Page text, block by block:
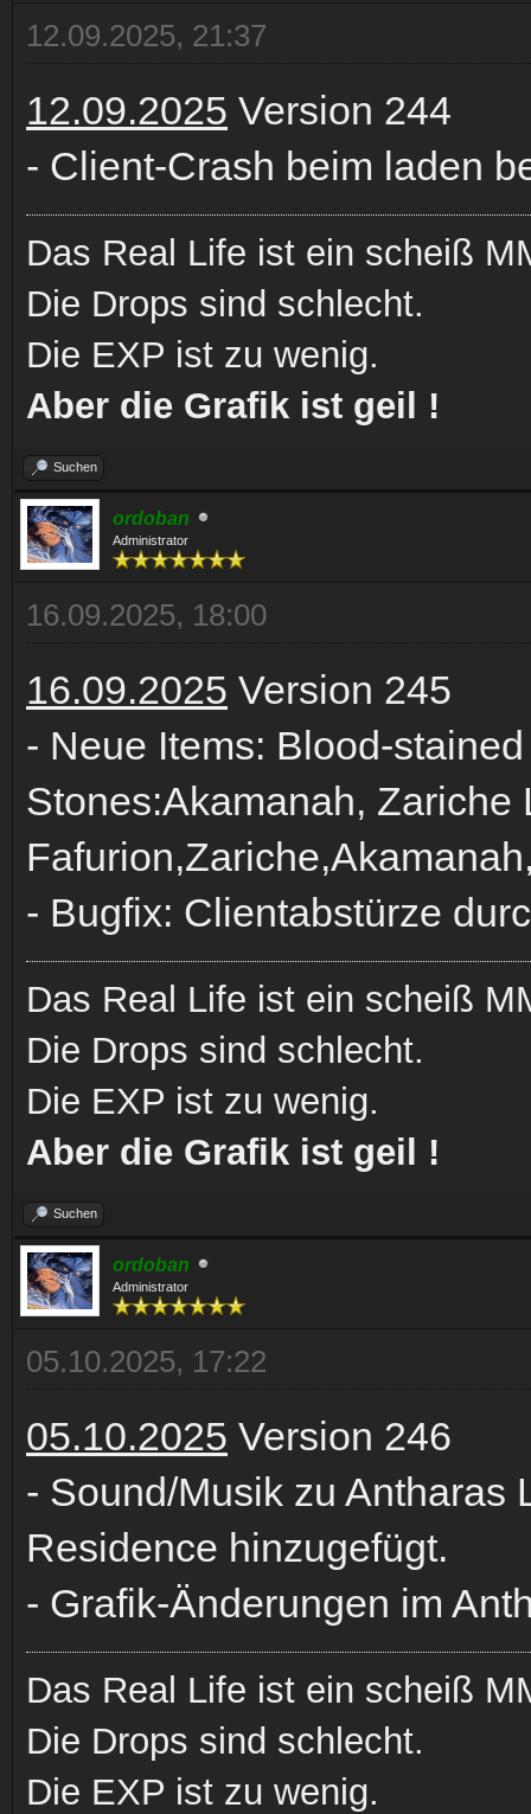
12.09.2025, 21:37
12.09.2025 Version 244
- Client-Crash beim laden
Das Real Life ist ein scheiß
Die Drops sind schlecht.
Die EXP ist zu wenig.
Aber die Grafik ist geil !
Suchen
ordoban
Administrator
16.09.2025, 18:00
16.09.2025 Version 245
- Neue Items: Blood-
Stones:Akamanah, Zariche
- Bugfix: Clientabstürze
Das Real Life ist ein scheiß
Die Drops sind schlecht.
Die EXP ist zu wenig.
Aber die Grafik ist geil !
Suchen
ordoban
Administrator
05.10.2025, 17:22
05.10.2025 Version 246
- Sound/Musik zu Antharas
Residence hinzugefügt.
- Grafik-Änderungen im
Das Real Life ist ein scheiß
Die Drops sind schlecht.
Die EXP ist zu wenig.